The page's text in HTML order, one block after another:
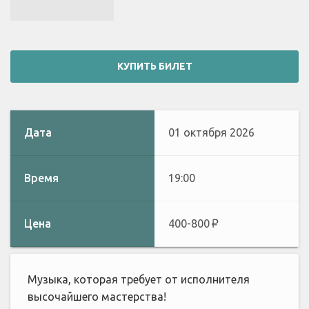
КУПИТЬ БИЛЕТ
Дата 01 октября 2026
Время 19:00
Цена 400-800
Музыка, которая требует от исполнителя
высочайшего мастерства!